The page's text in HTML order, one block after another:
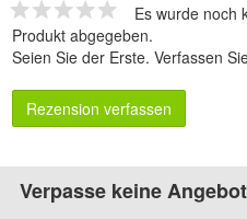
Es wurde noch
Produkt abgegeben.
Seien Sie der Erste. Verfassen
Rezension verfassen
Verpasse keine